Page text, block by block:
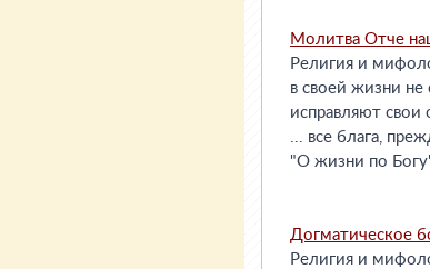
Молитва Отче
Религия и
в своей жизни
исправляют свои
... все блага,
"О жизни по
Догматическое
Религия и